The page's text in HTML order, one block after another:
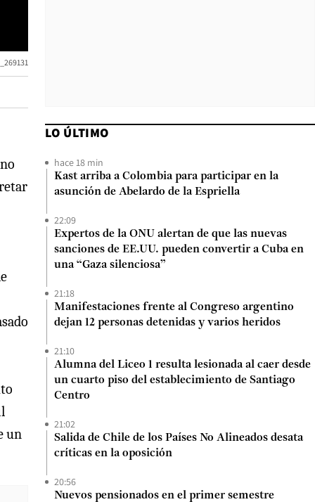
un
LO ÚLTIMO
hace 18 min
Kast arriba a Colombia para participar en la
asunción de Abelardo de la Espriella
22:09
Expertos de la ONU alertan de que las nuevas
sanciones de EE.UU. pueden convertir a Cuba en
una “Gaza silenciosa”
21:18
Manifestaciones frente al Congreso argentino
dejan 12 personas detenidas y varios heridos
21:10
Alumna del Liceo 1 resulta lesionada al caer desde
un cuarto piso del establecimiento de Santiago
Centro
21:02
Salida de Chile de los Países No Alineados desata
críticas en la oposición
20:56
Nuevos pensionados en el primer semestre